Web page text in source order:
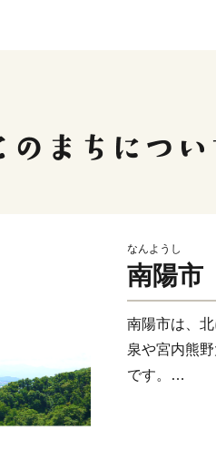
なんようし
南陽市
南陽市は、
泉や宮内熊
です。
郷土の民話
「稲荷森古
の中心とし